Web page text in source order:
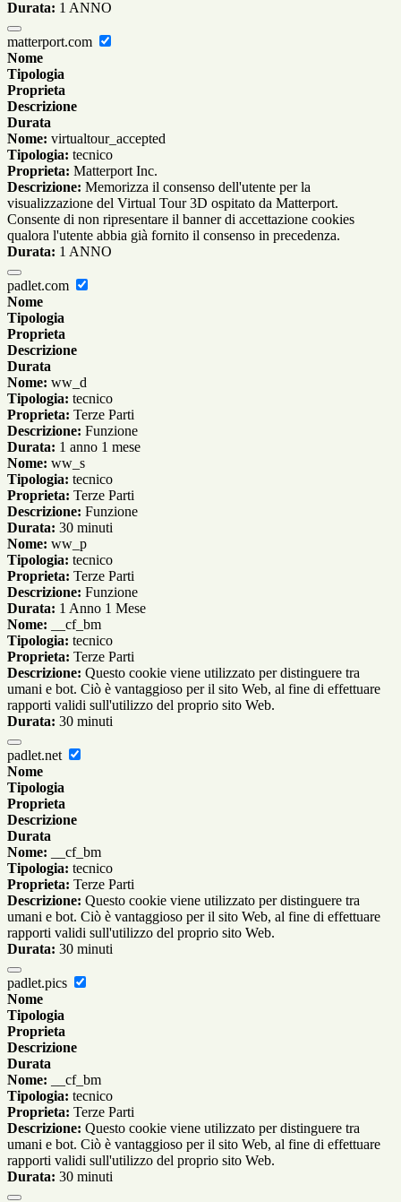
Durata: 1 ANNO
matterport.com
Nome
Tipologia
Proprieta
Descrizione
Durata
Nome: virtualtour_accepted
Tipologia: tecnico
Proprieta: Matterport Inc.
Descrizione: Memorizza il consenso dell'utente per la
visualizzazione del Virtual Tour 3D ospitato da Matterport.
Consente di non ripresentare il banner di accettazione cookies
qualora l'utente abbia già fornito il consenso in precedenza.
Durata: 1 ANNO
padlet.com
Nome
Tipologia
Proprieta
Descrizione
Durata
Nome: ww_d
Tipologia: tecnico
Proprieta: Terze Parti
Descrizione: Funzione
Durata: 1 anno 1 mese
Nome: ww_s
Tipologia: tecnico
Proprieta: Terze Parti
Descrizione: Funzione
Durata: 30 minuti
Nome: ww_p
Tipologia: tecnico
Proprieta: Terze Parti
Descrizione: Funzione
Durata: 1 Anno 1 Mese
Nome: __cf_bm
Tipologia: tecnico
Proprieta: Terze Parti
Descrizione: Questo cookie viene utilizzato per distinguere tra
umani e bot. Ciò è vantaggioso per il sito Web, al fine di effettuare
rapporti validi sull'utilizzo del proprio sito Web.
Durata: 30 minuti
padlet.net
Nome
Tipologia
Proprieta
Descrizione
Durata
Nome: __cf_bm
Tipologia: tecnico
Proprieta: Terze Parti
Descrizione: Questo cookie viene utilizzato per distinguere tra
umani e bot. Ciò è vantaggioso per il sito Web, al fine di effettuare
rapporti validi sull'utilizzo del proprio sito Web.
Durata: 30 minuti
padlet.pics
Nome
Tipologia
Proprieta
Descrizione
Durata
Nome: __cf_bm
Tipologia: tecnico
Proprieta: Terze Parti
Descrizione: Questo cookie viene utilizzato per distinguere tra
umani e bot. Ciò è vantaggioso per il sito Web, al fine di effettuare
rapporti validi sull'utilizzo del proprio sito Web.
Durata: 30 minuti